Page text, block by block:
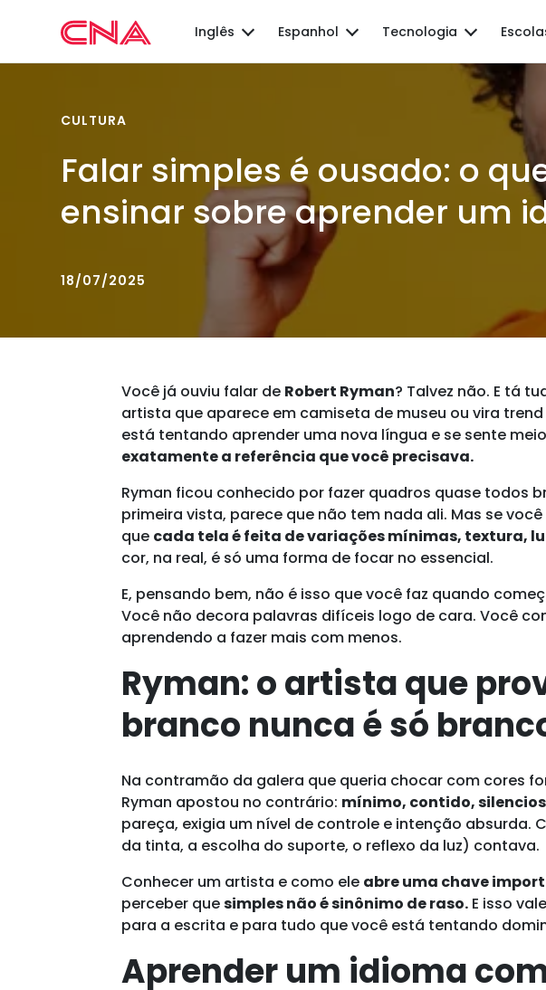
Inglês Espanhol Tecnologia
CULTURA
Falar simples é ousado: o
ensinar sobre aprender um
18/07/2025
Você já ouviu falar de Robert Ryman? Talvez não. E tá
artista que aparece em camiseta de museu ou vira
está tentando aprender uma nova língua e se sente
exatamente a referência que você precisava.
Ryman ficou conhecido por fazer quadros quase todos
primeira vista, parece que não tem nada ali. Mas se
que cada tela é feita de variações mínimas, textura,
cor, na real, é só uma forma de focar no essencial.
E, pensando bem, não é isso que você faz quando
Você não decora palavras difíceis logo de cara. Você
aprendendo a fazer mais com menos.
Ryman: o artista que
branco nunca é só
Na contramão da galera que queria chocar com cores
Ryman apostou no contrário: mínimo, contido,
pareça, exigia um nível de controle e intenção absurda.
da tinta, a escolha do suporte, o reflexo da luz) contava.
Conhecer um artista e como ele abre uma chave
perceber quesimples não é sinônimo de raso. E isso
para a escrita e para tudo que você está tentando
Aprender um idioma